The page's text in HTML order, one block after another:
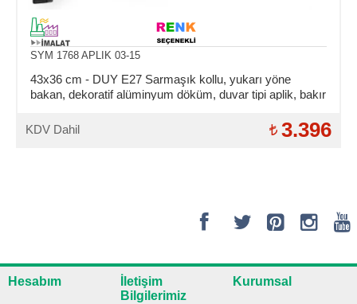
SYM 1768 APLIK 03-15
43x36 cm - DUY E27 Sarmaşık kollu, yukarı yöne
bakan, dekoratif alüminyum döküm, duvar tipi aplik, bakır
KDV Dahil
3.396
Hesabım
İletişim
Bilgilerimiz
Kurumsal